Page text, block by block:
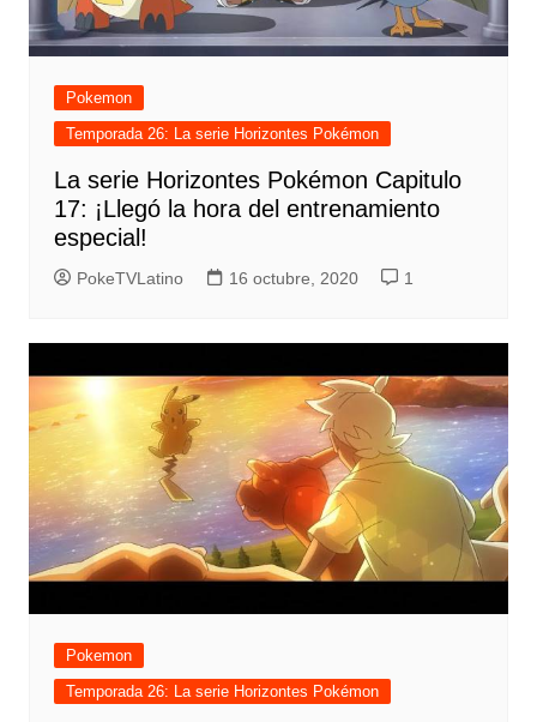
Pokemon
Temporada 26: La serie Horizontes Pokémon
La serie Horizontes Pokémon Capitulo
17: ¡Llegó la hora del entrenamiento
especial!
PokeTVLatino 16 octubre, 2020 1
Pokemon
Temporada 26: La serie Horizontes Pokémon